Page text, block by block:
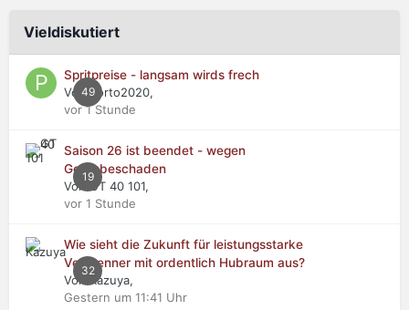
Vieldiskutiert
49
Spritpreise - langsam wirds frech
Von Porto2020,
vor 1 Stunde
19
Saison 26 ist beendet - wegen
Getriebeschaden
Von GT 40 101,
vor 1 Stunde
32
Wie sieht die Zukunft für leistungsstarke
Verbrenner mit ordentlich Hubraum aus?
Von Kazuya,
Gestern um 11:41 Uhr